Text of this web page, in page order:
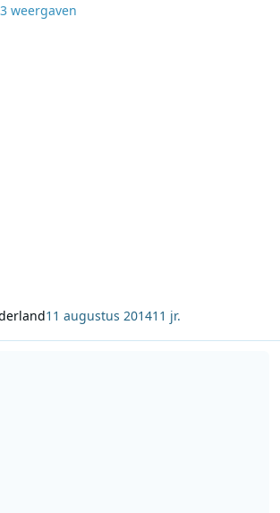
te winnen op Radio M Utrecht. Op
weergaven
11 augustus 201411 jr.